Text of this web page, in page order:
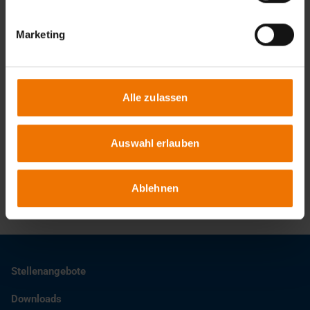
Marketing
Alle zulassen
Auswahl erlauben
Ablehnen
+49 203 3781-155
Stellenangebote
Downloads